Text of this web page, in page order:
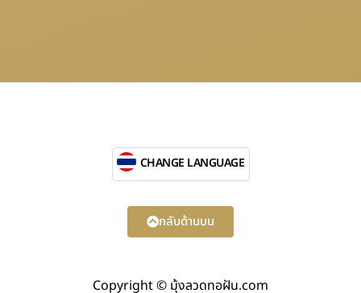
Copyright © มุ้งลวดทอฝัน.com
CHANGE LANGUAGE
กลับด้านบน